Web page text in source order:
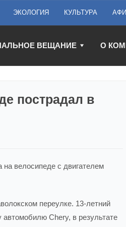
ЭКОЛОГИЯ КУЛЬТУРА
ВЕЩАНИЕ О
пострадал в
велосипеде с двигателем
переулке. 13-летний
автомобилю Chery, в результате